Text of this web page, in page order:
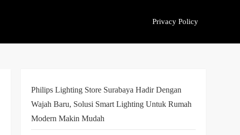
Privacy Policy
Philips Lighting Store Surabaya Hadir Dengan
Wajah Baru, Solusi Smart Lighting Untuk Rumah
Modern Makin Mudah